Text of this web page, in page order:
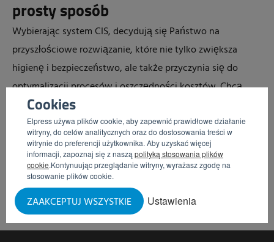
Cookies
Elpress używa plików cookie, aby zapewnić prawidłowe działanie
witryny, do celów analitycznych oraz do dostosowania treści w
witrynie do preferencji użytkownika. Aby uzyskać więcej
informacji, zapoznaj się z naszą polityką stosowania plików
cookie.Kontynuując przeglądanie witryny, wyrażasz zgodę na
stosowanie plików cookie.
Ustawienia
ZAAKCEPTUJ WSZYSTKIE
prosty sposób
Wybierając system CIS, decydują się Państwo na
przyszłościowe rozwiązanie, które nie tylko zwiększa
higienę i bezpieczeństwo, ale także przyczynia się do
optymalizacji procesów i oszczędności kosztów. Chcą
Państwo wiedzieć, jak łatwa jest integracja z Państwa linią
produkcyjną? Umówcie się Państwo na niezobowiązującą
konsultację. Chętnie Państwu pomożemy.
Poproś o osobistą poradę